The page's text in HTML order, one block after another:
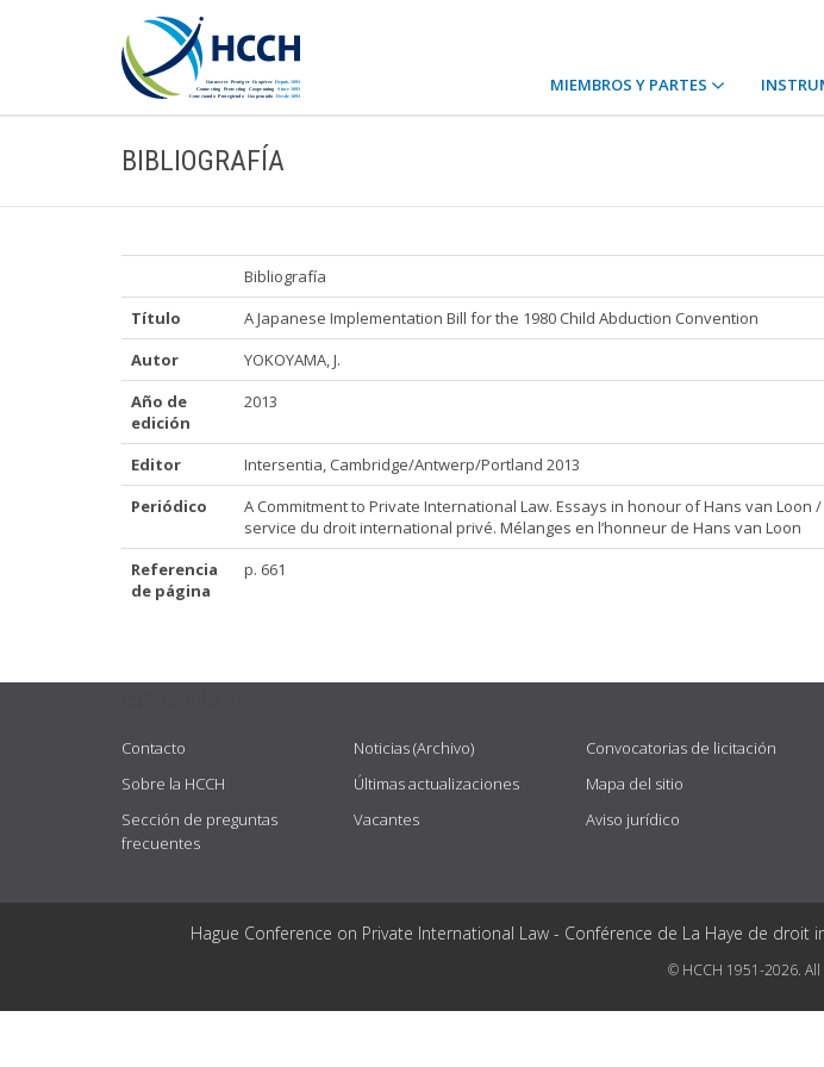
MIEMBROS Y PARTES
BIBLIOGRAFÍA
Bibliografía
Título
A Japanese Implementation Bill for the 1980 Child Abduction Convention
Autor
YOKOYAMA, J.
Año de
edición
2013
Editor
Intersentia, Cambridge/Antwerp/Portland 2013
Periódico
A Commitment to Private International Law. Essays in honour of Hans van Loon
service du droit international privé. Mélanges en l’honneur de Hans van Loon
Referencia
de página
p. 661
Contacto
Sobre la HCCH
Sección de preguntas
frecuentes
Noticias (Archivo)
Últimas actualizaciones
Vacantes
Convocatorias de licitación
Mapa del sitio
Aviso jurídico
Hague Conference on Private International Law - Conférence de La Haye de
© HCCH 1951-2026. All